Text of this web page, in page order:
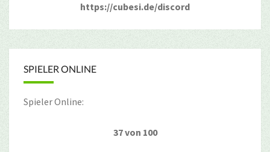
https://cubesi.de/discord
SPIELER ONLINE
Spieler Online:
37 von 100